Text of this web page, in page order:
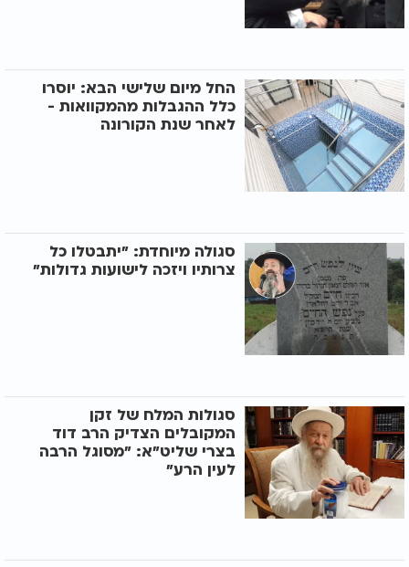
החל מיום שלישי הבא: יוסרו
כלל ההגבלות מהמקוואות -
לאחר שנת הקורונה
סגולה מיוחדת: "יתבטלו כל
צרותיו ויזכה לישועות גדולות"
סגולות המלח של זקן
המקובלים הצדיק הרב דוד
בצרי שליט"א: "מסוגל הרבה
לעין הרע"